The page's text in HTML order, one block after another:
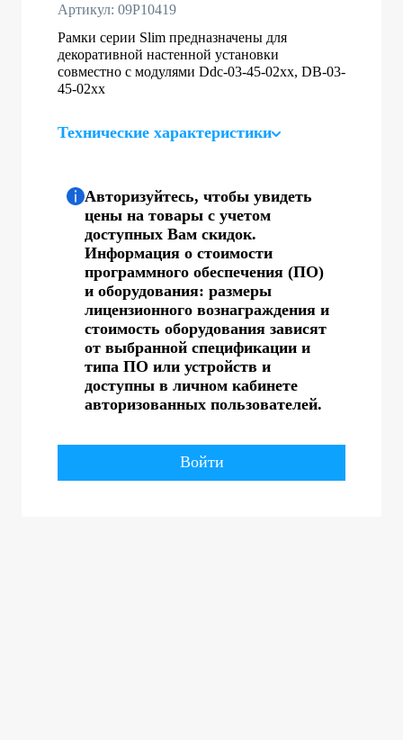
Артикул: 09P10419
Рамки серии Slim предназначены для
декоративной настенной установки
совместно с модулями Ddc-03-45-02хх, DB-03-
45-02хх
Технические характеристики
Авторизуйтесь, чтобы увидеть
цены на товары с учетом
доступных Вам скидок.
Информация о стоимости
программного обеспечения (ПО)
и оборудования: размеры
лицензионного вознаграждения и
стоимость оборудования зависят
от выбранной спецификации и
типа ПО или устройств и
доступны в личном кабинете
авторизованных пользователей.
Войти